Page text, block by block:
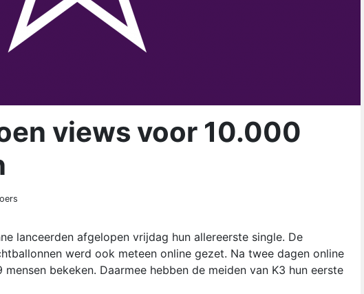
views voor 10.000
lanceerden afgelopen vrijdag hun allereerste single. De
werd ook meteen online gezet. Na twee dagen online
bekeken. Daarmee hebben de meiden van K3 hun eerste